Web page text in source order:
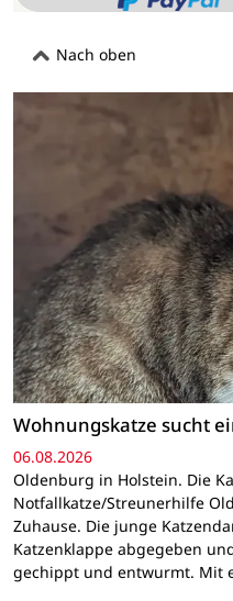
Nach oben
Wohnungskatze sucht
06.08.2026
Oldenburg in Holstein. Die
Notfallkatze/Streunerhilfe
Zuhause. Die junge
Katzenklappe abgegeben
gechippt und entwurmt. Mit